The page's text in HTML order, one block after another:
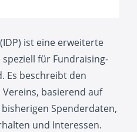
ist eine erweiterte
für Fundraising-
Es beschreibt den
basierend auf
Spenderdaten,
und Interessen.